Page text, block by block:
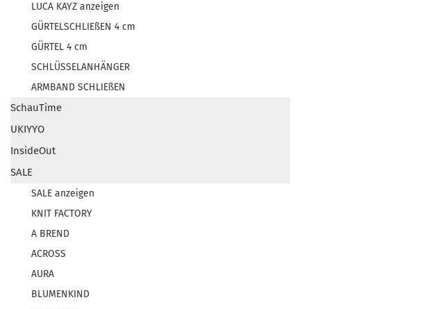
LUCA KAYZ anzeigen
GÜRTELSCHLIEßEN 4 cm
GÜRTEL 4 cm
SCHLÜSSELANHÄNGER
ARMBAND SCHLIEßEN
SchauTime
UKIYYO
InsideOut
SALE
SALE anzeigen
KNIT FACTORY
A BREND
ACROSS
AURA
BLUMENKIND